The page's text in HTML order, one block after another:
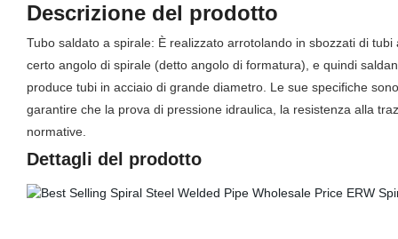
Descrizione del prodotto
Tubo saldato a spirale: È realizzato arrotolando in sbozzati di
certo angolo di spirale (detto angolo di formatura), e quindi
produce tubi in acciaio di grande diametro. Le sue specifiche
garantire che la prova di pressione idraulica, la resistenza alla
normative.
Dettagli del prodotto